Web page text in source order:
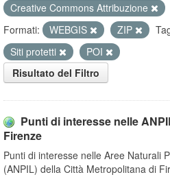
Creative Commons Attribuzione
Formati:
WEBGIS ZIP
Siti protetti
POI
Risultato del Filtro
Punti di interesse nelle
Firenze
Punti di interesse nelle Aree Naturali
(ANPIL) della Città Metropolitana di